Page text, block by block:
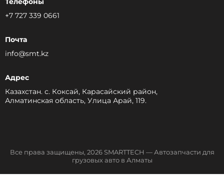
+7 727 339 0661
Почта
info@smt.kz
Адрес
Казахстан. с. Коксай, Карасайский район,
Алматинская область, Улица Арай, 119.
Все права защищены, 2026 SMARTTECH — Автозапчасти для
грузовых авто в Алматы